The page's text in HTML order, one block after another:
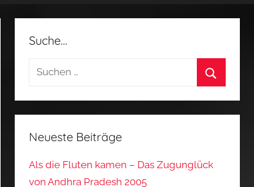
Suche…
Suchen
Neueste Beiträge
Als die Fluten kamen – Das Zugunglück
von Andhra Pradesh 2005